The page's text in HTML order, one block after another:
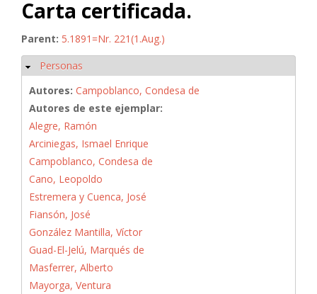
Carta certificada.
Parent: 5.1891=Nr. 221(1.Aug.)
Ocultar
Personas
Autores: Campoblanco, Condesa de
Autores de este ejemplar:
Alegre, Ramón
Arciniegas, Ismael Enrique
Campoblanco, Condesa de
Cano, Leopoldo
Estremera y Cuenca, José
Fiansón, José
González Mantilla, Víctor
Guad-El-Jelú, Marqués de
Masferrer, Alberto
Mayorga, Ventura